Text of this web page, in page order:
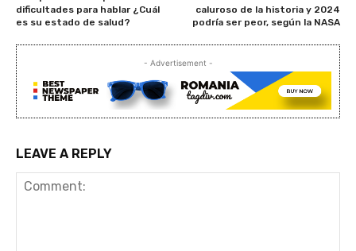
dificultades para hablar ¿Cuál
es su estado de salud?
caluroso de la historia y 2024
podría ser peor, según la NASA
- Advertisement -
LEAVE A REPLY